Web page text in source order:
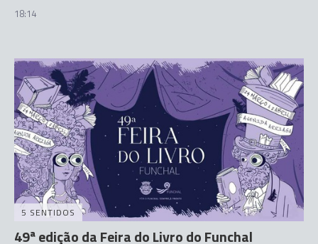
18:14
5 SENTIDOS
49ª edição da Feira do Livro do Funchal